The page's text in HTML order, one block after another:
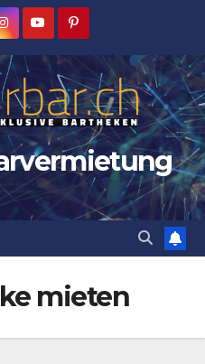
mieten